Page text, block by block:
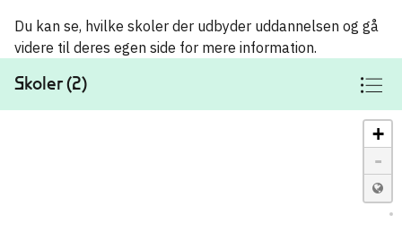
Du kan se, hvilke skoler der udbyder uddannelsen og gå
videre til deres egen side for mere information.
Skoler (2)
+
-